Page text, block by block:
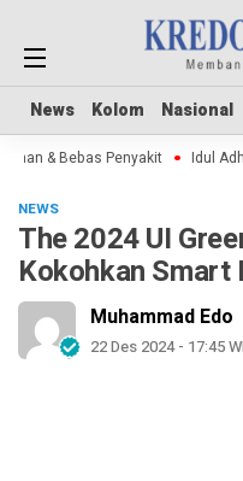
News Kolom Nasional
News Kolom Nasional
& Bebas Penyakit Idul Adha
NEWS
The 2024 UI
Kokohkan Smart
Muhammad Edo
22 Des 2024 - 17:45